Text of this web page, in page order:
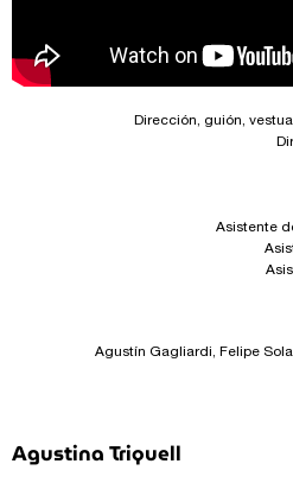
Dirección, guión,
Asistente
Agustín Gagliardi, Felipe
Agustina Triquell